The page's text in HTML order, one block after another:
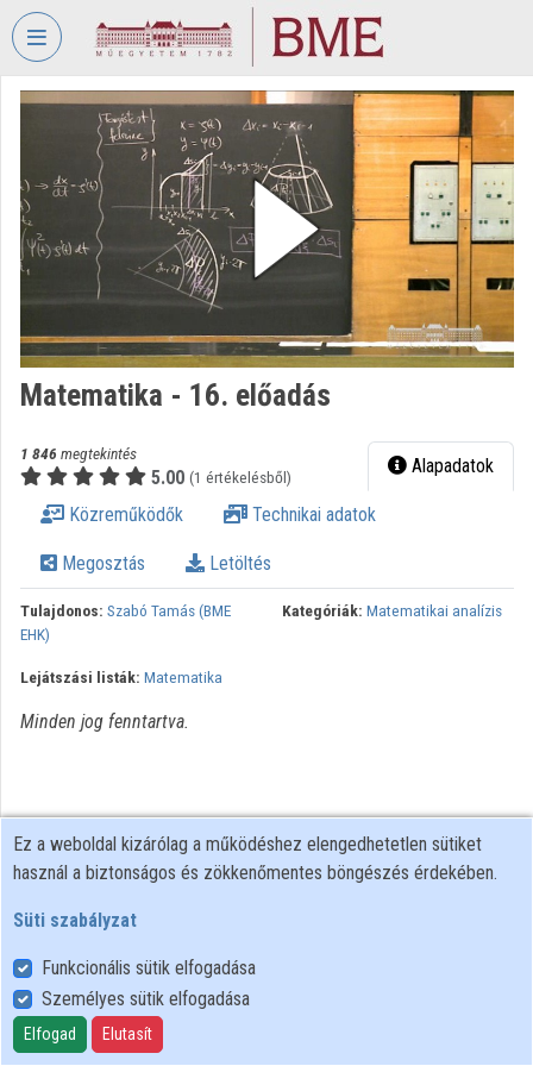
Fejléc kihagyása Menü kihagyása Tartalom kihagyása
VIDEOTORIUM
BUDAPESTI
MŰSZAKI
ÉS
GAZDASÁGTUDOMÁNYI
EGYETEM
Kategóriák
Intézményi listák
Közreműködők
Matematika - 16. előadás
1 846 megtekintés
5.00 (1 értékelésből) Alapadatok
Közreműködők Technikai adatok
Megosztás Letöltés
Tulajdonos: Szabó Tamás (BME
EHK)
Kategóriák: Matematikai analízis
Lejátszási listák: Matematika
Minden jog fenntartva.
Felhasználói szabályzat
Adatkezelési tájékoztató
Süti szabályzat
Ez a weboldal kizárólag a működéshez elengedhetetlen sütiket
használ a biztonságos és zökkenőmentes böngészés érdekében.
Süti szabályzat
Funkcionális sütik elfogadása
Személyes sütik elfogadása
Elfogad Elutasít